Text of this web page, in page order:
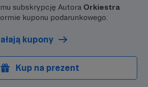
subskrypcję Autora Orkiestra
kuponu podarunkowego.
kupony
Kup na prezent